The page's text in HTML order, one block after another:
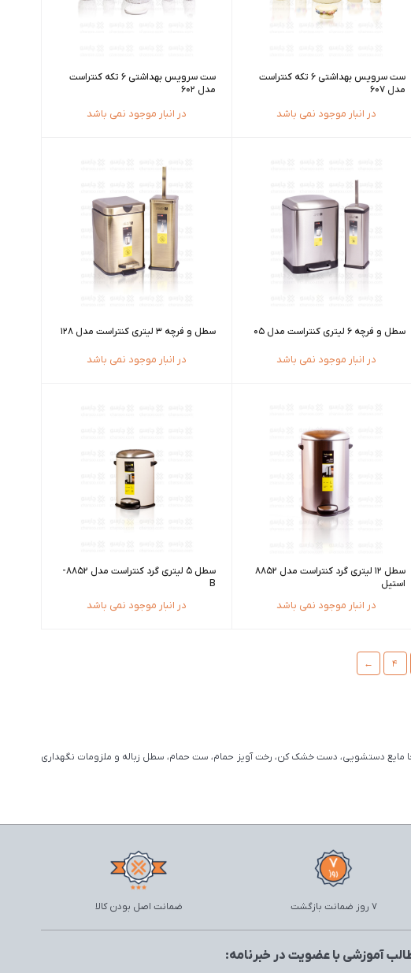
ست سرویس بهداشتی 6 تکه کنتراست
مدل 607
در انبار موجود نمی باشد
ست سرویس بهداشتی 6 تکه کنتراست
مدل 602
در انبار موجود نمی باشد
سطل و فرچه 6 لیتری کنتراست مدل 05
در انبار موجود نمی باشد
سطل و فرچه 3 لیتری کنتراست مدل 128
در انبار موجود نمی باشد
سطل 12 لیتری گرد کنتراست مدل 8852
استیل
در انبار موجود نمی باشد
سطل 5 لیتری گرد کنتراست مدل 8852-
B
در انبار موجود نمی باشد
4
←
جا مایع دستشویی، دست خشک کن، رخت آویز حمام، ست حمام، سطل زباله و ملزومات نگهداری
7 روز ضمانت بازگشت ضمانت اصل بودن کالا
آموزشی با عضویت در خبرنامه: